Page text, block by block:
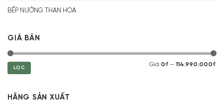
BẾP NƯỚNG THAN HOA
GIÁ BÁN
LỌC
Giá 0₫ — 114.990.000₫
HÃNG SẢN XUẤT